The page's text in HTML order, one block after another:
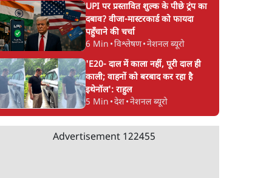
UPI पर प्रस्तावित शुल्क के पीछे ट्रंप का
दबाव? वीजा-मास्टरकार्ड को फायदा
पहुँचाने की चर्चा
6 Min •विश्लेषण•नेशनल ब्यूरो
'E20- दाल में काला नहीं, पूरी दाल ही
काली; वाहनों को बरबाद कर रहा है
इथेनॉल': राहुल
5 Min •देश•नेशनल ब्यूरो
Advertisement 122455